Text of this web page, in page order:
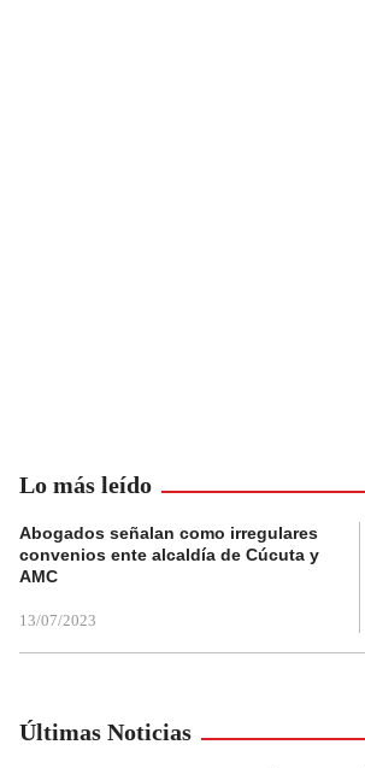
Lo más leído
Abogados señalan como irregulares
convenios ente alcaldía de Cúcuta y
AMC
13/07/2023
Últimas Noticias